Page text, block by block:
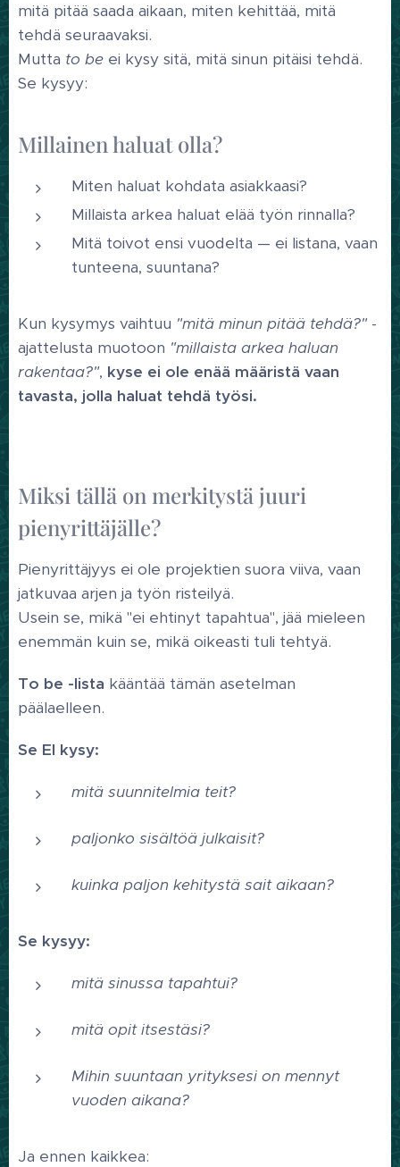
mitä pitää saada aikaan, miten kehittää, mitä
tehdä seuraavaksi.
Mutta to be ei kysy sitä, mitä sinun pitäisi tehdä.
Se kysyy:
Millainen haluat olla?
Miten haluat kohdata asiakkaasi?
Millaista arkea haluat elää työn rinnalla?
Mitä toivot ensi vuodelta — ei listana, vaan
tunteena, suuntana?
Kun kysymys vaihtuu "mitä minun pitää tehdä?"-
ajattelusta muotoon "millaista arkea haluan
rakentaa?", kyse ei ole enää määristä vaan
tavasta, jolla haluat tehdä työsi.
Miksi tällä on merkitystä juuri
pienyrittäjälle?
Pienyrittäjyys ei ole projektien suora viiva, vaan
jatkuvaa arjen ja työn risteilyä.
Usein se, mikä "ei ehtinyt tapahtua", jää mieleen
enemmän kuin se, mikä oikeasti tuli tehtyä.
To be -lista kääntää tämän asetelman
päälaelleen.
Se EI kysy:
mitä suunnitelmia teit?
paljonko sisältöä julkaisit?
kuinka paljon kehitystä sait aikaan?
Se kysyy:
mitä sinussa tapahtui?
mitä opit itsestäsi?
Mihin suuntaan yrityksesi on mennyt
vuoden aikana?
Ja ennen kaikkea: